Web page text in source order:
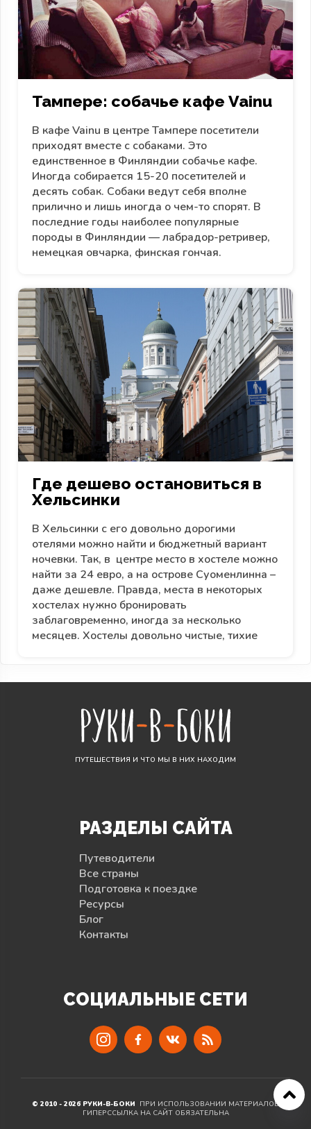
Тампере: собачье кафе Vainu
В кафе Vainu в центре Тампере посетители
приходят вместе с собаками. Это
единственное в Финляндии собачье кафе.
Иногда собирается 15-20 посетителей и
десять собак. Собаки ведут себя вполне
прилично и лишь иногда о чем-то спорят. В
последние годы наиболее популярные
породы в Финляндии — лабрадор-ретривер,
немецкая овчарка, финская гончая.
Где дешево остановиться в
Хельсинки
В Хельсинки с его довольно дорогими
отелями можно найти и бюджетный вариант
ночевки. Так, в центре место в хостеле можно
найти за 24 евро, а на острове Суоменлинна –
даже дешевле. Правда, места в некоторых
хостелах нужно бронировать
заблаговременно, иногда за несколько
месяцев. Хостелы довольно чистые, тихие
ПУТЕШЕСТВИЯ И ЧТО МЫ В НИХ НАХОДИМ
РАЗДЕЛЫ САЙТА
Путеводители
Все страны
Подготовка к поездке
Ресурсы
Блог
Контакты
СОЦИАЛЬНЫЕ СЕТИ
© 2010 - 2026 РУКИ-В-БОКИ
ПРИ ИСПОЛЬЗОВАНИИ МАТЕРИАЛОВ
ГИПЕРССЫЛКА НА САЙТ ОБЯЗАТЕЛЬНА